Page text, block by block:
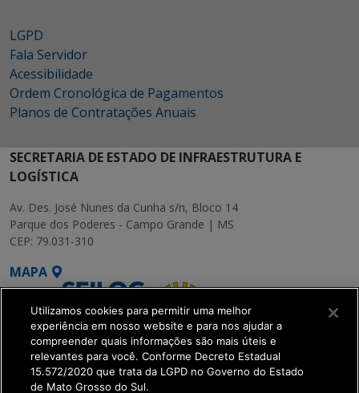
LGPD
Fala Servidor
Acessibilidade
Ordem Cronológica de Pagamentos
Planos de Contratações Anuais
SECRETARIA DE ESTADO DE INFRAESTRUTURA E
LOGÍSTICA
Av. Des. José Nunes da Cunha s/n, Bloco 14
Parque dos Poderes - Campo Grande | MS
CEP: 79.031-310
MAPA
SETDIG | Secretaria-
Utilizamos cookies para permitir uma melhor
experiência em nosso website e para nos ajudar a
compreender quais informações são mais úteis e
relevantes para você. Conforme Decreto Estadual
15.572/2020 que trata da LGPD no Governo do Estado
de Mato Grosso do Sul.